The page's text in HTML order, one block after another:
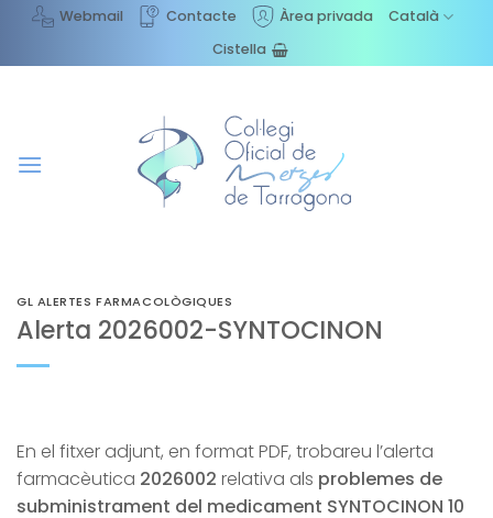
content
Webmail Contacte Àrea privada
Català
Cistella
GL ALERTES FARMACOLÒGIQUES
Alerta 2026002-SYNTOCINON
En el fitxer adjunt, en format PDF, trobareu l’alerta
farmacèutica 2026002 relativa als problemes de
subministrament del medicament SYNTOCINON 10